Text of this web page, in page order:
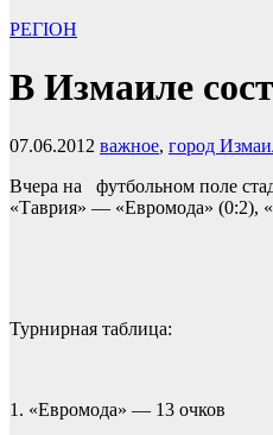
РЕГІОН
В Измаиле
07.06.2012 важное, город
Вчера на футбольном поле
«Таврия» — «Евромода» (0:2),
Турнирная таблица:
1. «Евромода» — 13 очков